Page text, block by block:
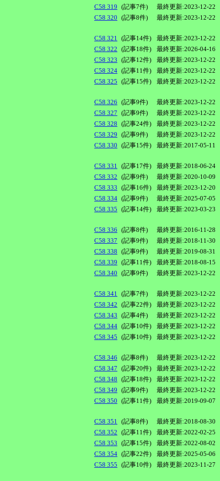
C58 319 (記事7件)
最終更新:2023-12-22
C58 320 (記事8件) 最終更新:2023-12-22
C58 321 (記事14件)
最終更新:2023-12-22
C58 322 (記事18件)
最終更新:2026-04-16
C58 323 (記事12件)
最終更新:2023-12-22
C58 324 (記事11件)
最終更新:2023-12-22
C58 325 (記事15件) 最終更新:2023-12-22
C58 326 (記事9件)
最終更新:2023-12-22
C58 327 (記事9件)
最終更新:2023-12-22
C58 328 (記事24件)
最終更新:2023-12-22
C58 329 (記事9件)
最終更新:2023-12-22
C58 330 (記事15件) 最終更新:2017-05-11
C58 331 (記事17件)
最終更新:2018-06-24
C58 332 (記事9件)
最終更新:2020-10-09
C58 333 (記事16件)
最終更新:2023-12-20
C58 334 (記事9件)
最終更新:2025-07-05
C58 335 (記事14件) 最終更新:2023-03-23
C58 336 (記事8件)
最終更新:2016-11-28
C58 337 (記事9件)
最終更新:2018-11-30
C58 338 (記事9件)
最終更新:2019-08-31
C58 339 (記事11件)
最終更新:2018-08-15
C58 340 (記事9件) 最終更新:2023-12-22
C58 341 (記事7件)
最終更新:2023-12-22
C58 342 (記事22件)
最終更新:2023-12-22
C58 343 (記事4件)
最終更新:2023-12-22
C58 344 (記事10件)
最終更新:2023-12-22
C58 345 (記事10件) 最終更新:2023-12-22
C58 346 (記事8件)
最終更新:2023-12-22
C58 347 (記事20件)
最終更新:2023-12-22
C58 348 (記事18件)
最終更新:2023-12-22
C58 349 (記事9件)
最終更新:2023-12-22
C58 350 (記事11件) 最終更新:2019-09-07
C58 351 (記事8件)
最終更新:2018-08-30
C58 352 (記事11件)
最終更新:2022-02-25
C58 353 (記事15件)
最終更新:2022-08-02
C58 354 (記事22件)
最終更新:2025-05-06
C58 355 (記事10件) 最終更新:2023-11-27